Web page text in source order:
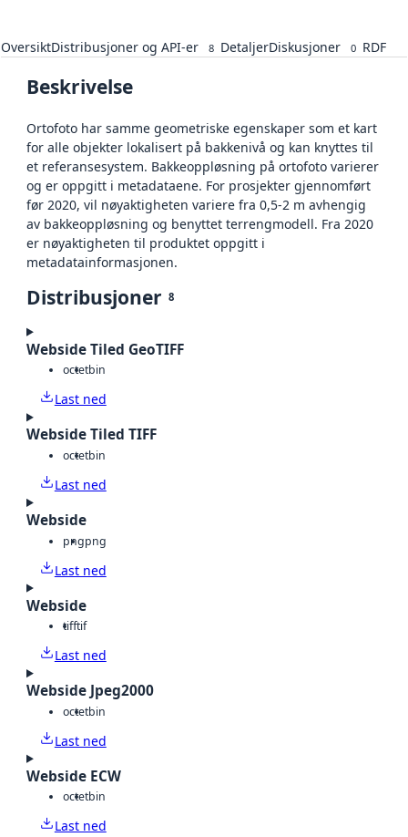
OversiktDistribusjoner og API-er 8 DetaljerDiskusjoner 0 RDF
Beskrivelse
Ortofoto har samme geometriske egenskaper som et kart
for alle objekter lokalisert på bakkenivå og kan knyttes til
et referansesystem. Bakkeoppløsning på ortofoto varierer
og er oppgitt i metadataene. For prosjekter gjennomført
før 2020, vil nøyaktigheten variere fra 0,5-2 m avhengig
av bakkeoppløsning og benyttet terrengmodell. Fra 2020
er nøyaktigheten til produktet oppgitt i
metadatainformasjonen.
Distribusjoner 8
Webside Tiled GeoTIFF
octetbin
Last ned
Webside Tiled TIFF
octetbin
Last ned
Webside
pngpng
Last ned
Webside
tifftif
Last ned
Webside Jpeg2000
octetbin
Last ned
Webside ECW
octetbin
Last ned